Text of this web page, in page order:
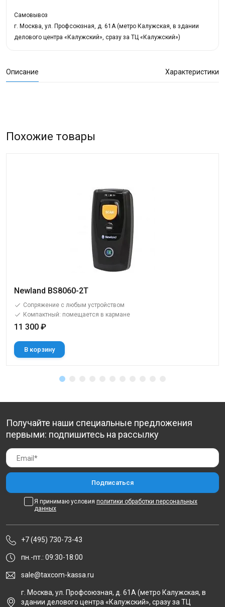
Самовывоз
г. Москва, ул. Профсоюзная, д. 61А (метро Калужская, в здании
делового центра «Калужский», сразу за ТЦ «Калужский»)
Описание Характеристики
Похожие товары
Newland BS8060-2T
Сопряжение с любым устройством
Компактный: помещается в кармане
11 300 ₽
В корзину
Получайте наши специальные предложения
первыми: подпишитесь на рассылку
Я принимаю условия политики обработки персональных
данных
+7 (495) 730-73-43
пн.-пт.: 09:30-18:00
sale@taxcom-kassa.ru
г. Москва, ул. Профсоюзная, д. 61А (метро Калужская, в
здании делового центра «Калужский», сразу за ТЦ